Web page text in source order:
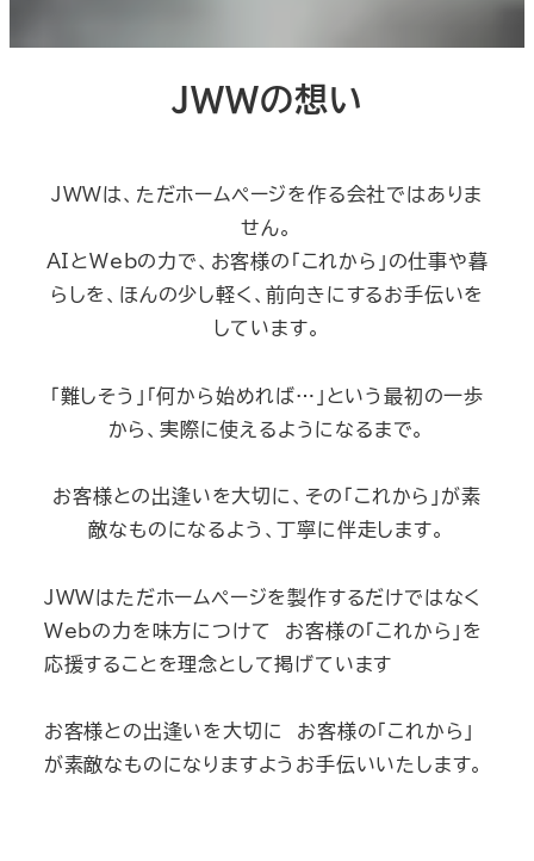
JWWの想い
JWWは、ただホームページを作る会社ではありま
せん。
AIとWebの力で、お客様の「これから」の仕事や暮
らしを、ほんの少し軽く、前向きにするお手伝いを
しています。
「難しそう」「何から始めれば…」という最初の一歩
から、実際に使えるようになるまで。
お客様との出逢いを大切に、その「これから」が素
敵なものになるよう、丁寧に伴走します。
JWWはただホームページを製作するだけではなく
Webの力を味方につけて お客様の「これから」を
応援することを理念として掲げています
お客様との出逢いを大切に お客様の「これから」
が素敵なものになりますようお手伝いいたします。